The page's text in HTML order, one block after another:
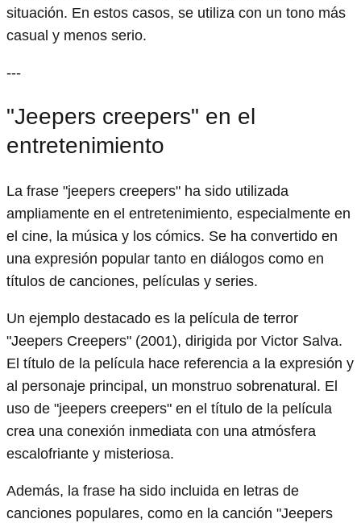
situación. En estos casos, se utiliza con un tono más
casual y menos serio.
---
"Jeepers creepers" en el
entretenimiento
La frase "jeepers creepers" ha sido utilizada
ampliamente en el entretenimiento, especialmente en
el cine, la música y los cómics. Se ha convertido en
una expresión popular tanto en diálogos como en
títulos de canciones, películas y series.
Un ejemplo destacado es la película de terror
"Jeepers Creepers" (2001), dirigida por Victor Salva.
El título de la película hace referencia a la expresión y
al personaje principal, un monstruo sobrenatural. El
uso de "jeepers creepers" en el título de la película
crea una conexión inmediata con una atmósfera
escalofriante y misteriosa.
Además, la frase ha sido incluida en letras de
canciones populares, como en la canción "Jeepers